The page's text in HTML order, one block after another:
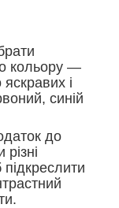
кольору —
і
синій
до